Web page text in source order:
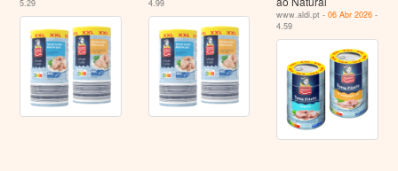
5.29
4.99
www.aldi.pt -06 Abr 2026 -
4.59